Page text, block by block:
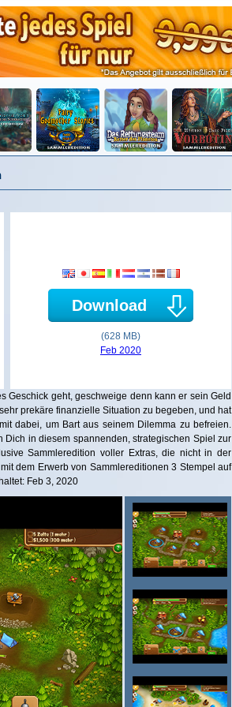
Download
(628 MB)
Feb 2020
Geschick geht, geschweige denn kann er sein Geld
prekäre finanzielle Situation zu begeben, und hat
dabei, um Bart aus seinem Dilemma zu befreien.
in diesem spannenden, strategischen Spiel zur
Sammleredition voller Extras, die nicht in der
dem Erwerb von Sammlereditionen 3 Stempel auf
Feb 3, 2020